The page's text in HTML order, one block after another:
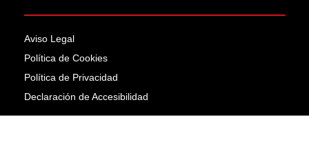
Aviso Legal
Política de Cookies
Política de Privacidad
Declaración de Accesibilidad